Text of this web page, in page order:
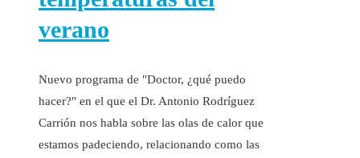
verano
Nuevo programa de "Doctor, ¿qué puedo
hacer?" en el que el Dr. Antonio Rodríguez
Carrión nos habla sobre las olas de calor que
estamos padeciendo, relacionando como las